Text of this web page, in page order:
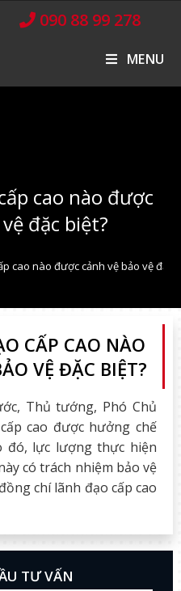
090 88 99 278
MENU
cao nào được
đặc biệt?
cao nào được cảnh vệ bảo vệ đặc
CẤP CAO NÀO
VỆ ĐẶC BIỆT?
Thủ tướng, Phó Chủ
cao được hưởng chế
đó, lực lượng thực hiện
có trách nhiệm bảo vệ
chí lãnh đạo cấp cao
TƯ VẤN